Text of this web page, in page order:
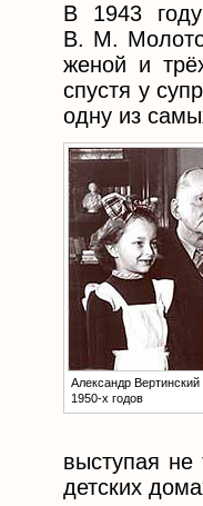
В 1943
В. М.
женой и
спустя у
одну из
Александр
1950-х годов
выступая не
детских